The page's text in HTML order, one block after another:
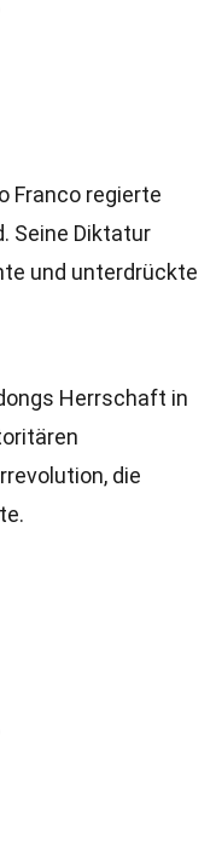
Franco regierte
Seine Diktatur
und unterdrückte
Herrschaft in
die